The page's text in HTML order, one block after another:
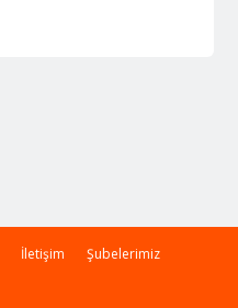
İletişim Şubelerimiz